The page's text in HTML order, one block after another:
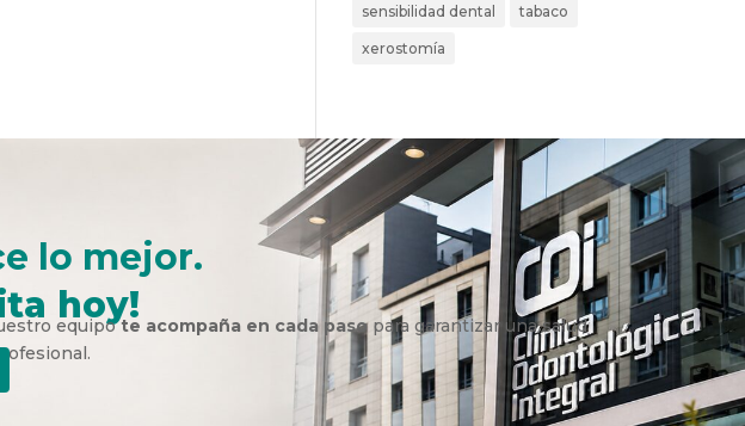
sensibilidad dental tabaco
xerostomía
lo mejor.
hoy!
equipote acompaña en cada pasopara garantizar una salud